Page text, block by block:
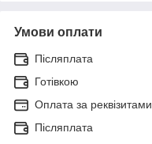
Умови оплати
Післяплата
Готівкою
Оплата за реквізитами
Післяплата